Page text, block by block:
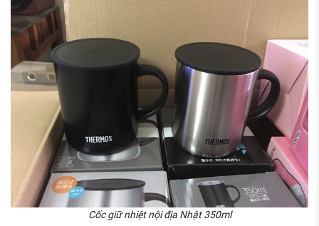
Cốc giữ nhiệt nội địa Nhật 350ml